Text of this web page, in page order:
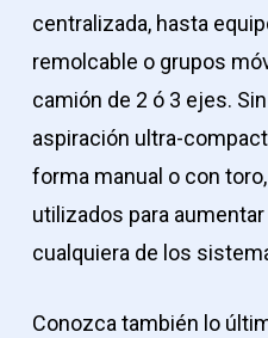
centralizada, hasta
remolcable o grupos
camión de 2 ó 3 ejes.
aspiración ultra-
forma manual o con
utilizados para
cualquiera de los
Conozca también lo